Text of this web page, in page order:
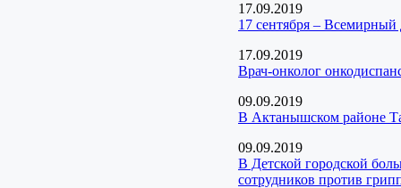
17.09.2019
17 сентября – Всемирный
17.09.2019
Врач-онколог
09.09.2019
В Актанышском районе
09.09.2019
В Детской городской
сотрудников против